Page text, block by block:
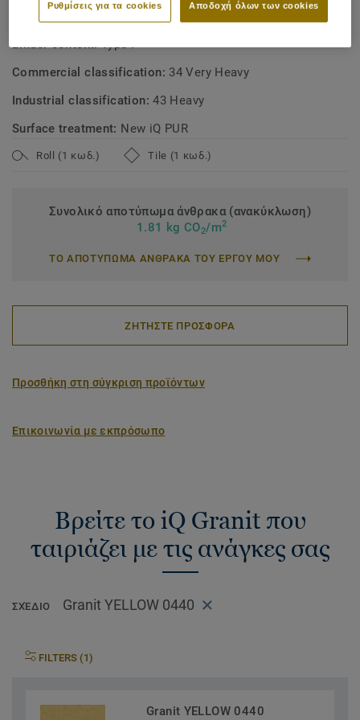
Binder content:Type I
Commercial classification: 34 Very Heavy
Industrial classification:43 Heavy
Surface treatment: New iQ PUR
Roll (1 κωδ.) Tile (1 κωδ.)
Συνολικό αποτύπωμα άνθρακα (ανακύκλωση)
1.81 kg CO2/m2
ΤΟ ΑΠΟΤΥΠΩΜΑ ΑΝΘΡΑΚΑ ΤΟΥ ΕΡΓΟΥ ΜΟΥ
ΖΗΤΗΣΤΕ ΠΡΟΣΦΟΡΑ
Προσθήκη στη σύγκριση προϊόντων
Επικοινωνία με εκπρόσωπο
Βρείτε το iQ Granit που
ταιριάζει με τις ανάγκες σας
ΣΧΈΔΙΟ Granit YELLOW 0440
FILTERS (1)
Granit YELLOW 0440
Αποδοχή όλων των cookies
Ρυθμίσεις για τα cookies